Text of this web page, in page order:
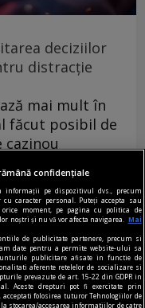
deciziilor
distracție
mai mult în
făcut posibil de
confidențiale
informații pe dispozitivul dvs., precum
caracter personal. Puteți accepta sau
moment, pe pagina cu politica de
noștri și nu vă vor afecta navigarea.
Mai
de publicitate partenere, precum si
date pentru a permite website-ului sa
publicitare afisate in functie de
aferente retelelor de socializare si
prevazute de art. 15-22 din GDPR in
Aceste drepturi pot fi exercitate prin
acceptati folosirea tuturor Tehnologiilor de
stocarea/accesarea informatiilor de catre